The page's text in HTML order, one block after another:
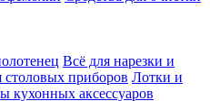
Всё для нарезки и
столовых приборов Лотки и
кухонных аксессуаров